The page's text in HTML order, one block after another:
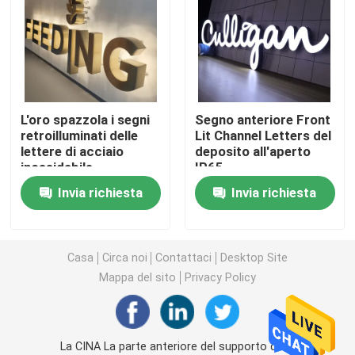
Lettere acriliche principali
insegna al neon su ordinazione
insegna al neon principale
Segno della lettera del metallo
Segno di numero civico
Segno anteriore del deposito
L'oro spazzola i segni
retroilluminati delle
lettere di acciaio
inossidabile
Invia richiesta
Segno anteriore Front
Lit Channel Letters del
deposito all'aperto
IP65
Invia richiesta
Casa Circa noi Contattaci
Desktop Site
Mappa del sito
Privacy Policy
La CINA La parte anteriore del supporto della